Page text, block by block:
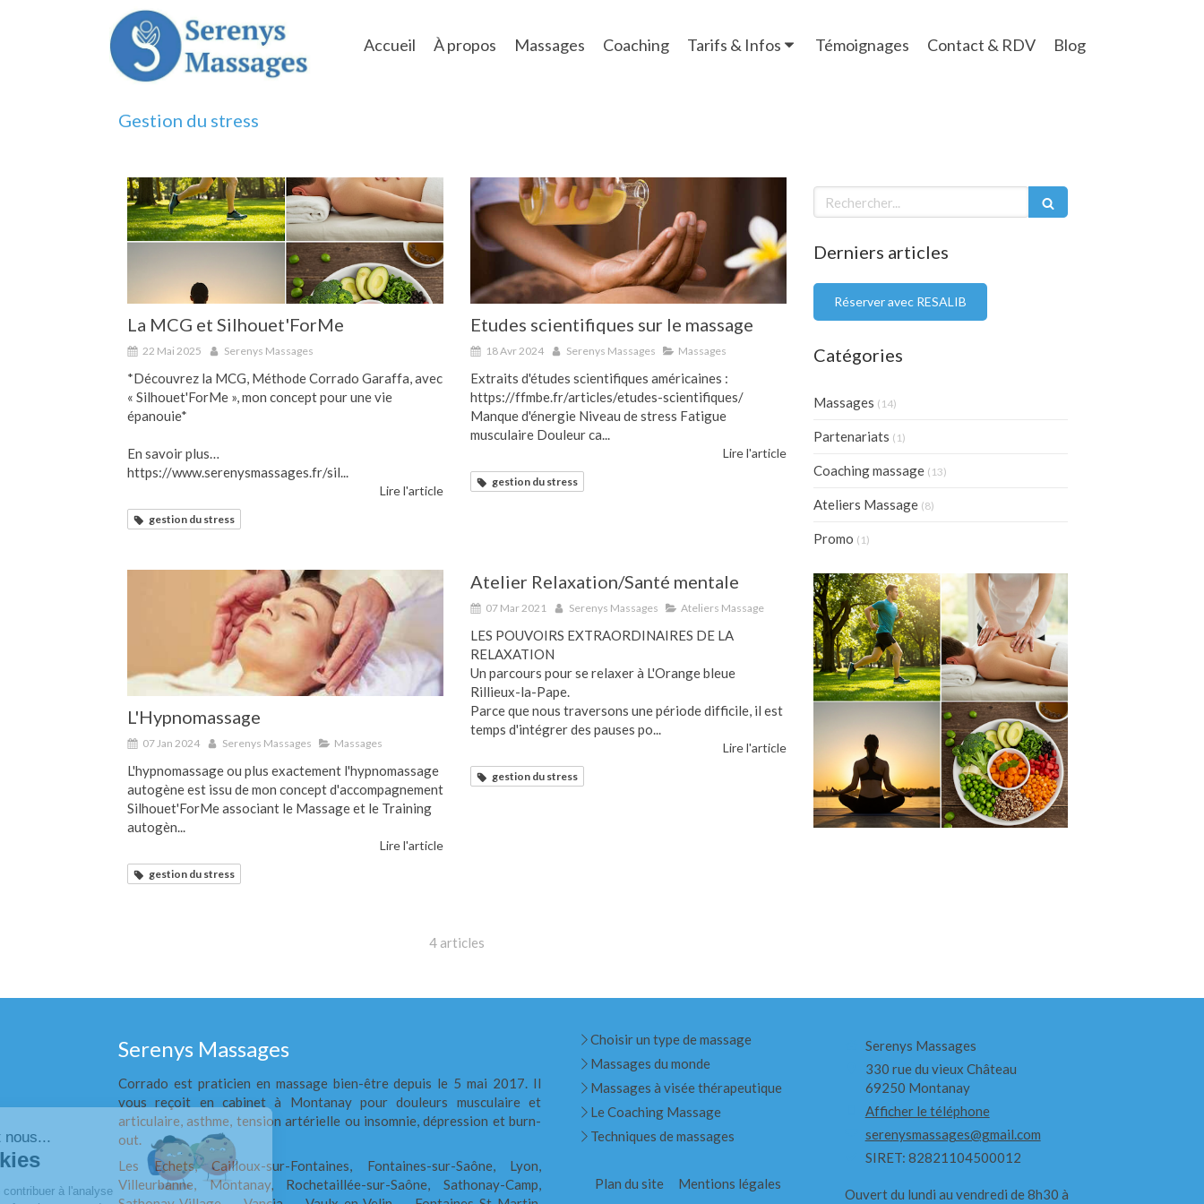
Accueil À propos Massages Coaching Tarifs & Infos Témoignages Contact & RDV Blog
Gestion du stress
La MCG et Silhouet'ForMe
22 Mai 2025 Serenys Massages
*Découvrez la MCG, Méthode Corrado Garaffa, avec
« Silhouet'ForMe », mon concept pour une vie
épanouie*
En savoir plus…
https://www.serenysmassages.fr/sil...
Lire l'article
gestion du stress
Etudes scientifiques sur le massage
18 Avr 2024 Serenys Massages Massages
Extraits d'études scientifiques américaines :
https://ffmbe.fr/articles/etudes-scientifiques/
Manque d'énergie Niveau de stress Fatigue
musculaire Douleur ca...
Lire l'article
gestion du stress
L'Hypnomassage
07 Jan 2024 Serenys Massages Massages
L'hypnomassage ou plus exactement l'hypnomassage
autogène est issu de mon concept d'accompagnement
Silhouet'ForMe associant le Massage et le Training
autogèn...
Lire l'article
gestion du stress
Atelier Relaxation/Santé mentale
07 Mar 2021 Serenys Massages Ateliers Massage
LES POUVOIRS EXTRAORDINAIRES DE LA
RELAXATION
Un parcours pour se relaxer à L'Orange bleue
Rillieux-la-Pape.
Parce que nous traversons une période difficile, il est
temps d'intégrer des pauses po...
Lire l'article
gestion du stress
4 articles
Rechercher
Derniers articles
Réserver avec RESALIB
Catégories
Massages (14)
Partenariats (1)
Coaching massage (13)
Ateliers Massage (8)
Promo (1)
Serenys Massages
Corrado est praticien en massage bien-être depuis le 5 mai 2017. Il
vous reçoit en cabinet à Montanay pour douleurs musculaire et
articulaire, asthme, tension artérielle ou insomnie, dépression et burn-
out.
Les Echets, Cailloux-sur-Fontaines, Fontaines-sur-Saône, Lyon,
Villeurbanne, Montanay, Rochetaillée-sur-Saône, Sathonay-Camp,
Choisir un type de massage
Massages du monde
Massages à visée thérapeutique
Le Coaching Massage
Techniques de massages
Plan du site Mentions légales
Serenys Massages
330 rue du vieux Château
69250 Montanay
Afficher le téléphone
serenysmassages@gmail.com
SIRET: 82821104500012
Ouvert du lundi au vendredi de 8h30 à
Continuer sans accepter
Bonjour c'est nous...
Les Cookies
Notre rôle est de contribuer à l'analyse